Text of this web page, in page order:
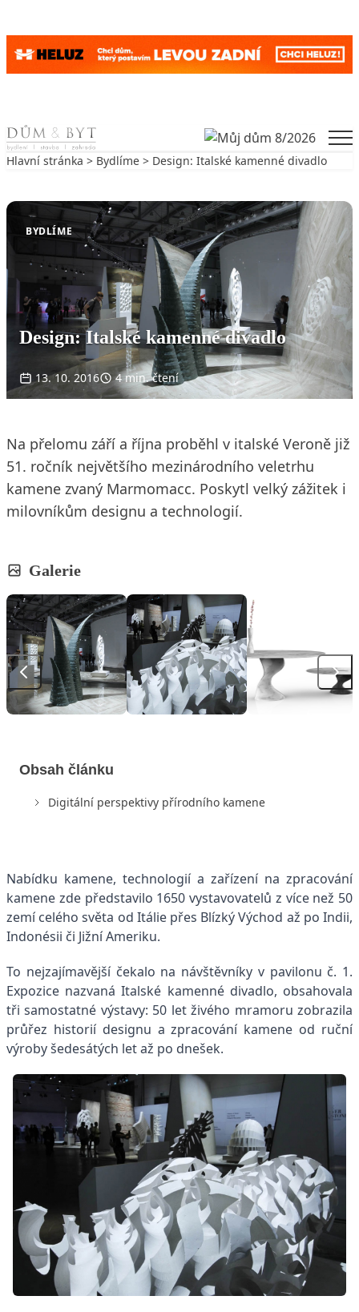
Skip to content
Hlavní stránka > Bydlíme > Design: Italské kamenné divadlo
BYDLÍME
Design: Italské kamenné divadlo
13. 10. 2016 4 min. čtení
Na přelomu září a října proběhl v italské Veroně již
51. ročník největšího mezinárodního veletrhu
kamene zvaný Marmomacc. Poskytl velký zážitek i
milovníkům designu a technologií.
Galerie
Obsah článku
Digitální perspektivy přírodního kamene
Nabídku kamene, technologií a zařízení na zpracování
kamene zde představilo 1650 vystavovatelů z více než 50
zemí celého světa od Itálie přes Blízký Východ až po Indii,
Indonésii či Jižní Ameriku.
To nejzajímavější čekalo na návštěvníky v pavilonu č. 1.
Expozice nazvaná Italské kamenné divadlo, obsahovala
tři samostatné výstavy: 50 let živého mramoru zobrazila
průřez historií designu a zpracování kamene od ruční
výroby šedesátých let až po dnešek.